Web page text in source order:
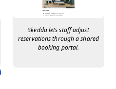
Skedda lets staff adjust
reservations through a shared
booking portal.